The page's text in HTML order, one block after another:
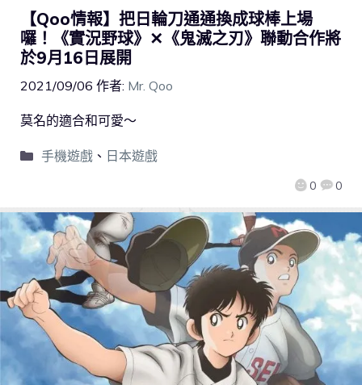
【Qoo情報】把日輪刀通通換成球棒上場
囉！《實況野球》✕《鬼滅之刃》聯動合作將
於9月16日展開
2021/09/06 作者: Mr. Qoo
0 0
莫名的適合和可愛～
手機遊戲、 日本遊戲